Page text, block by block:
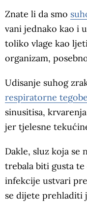
Znate li da smo
vani jednako kao i
toliko vlage kao
organizam,
Udisanje suhog
respiratorne tegobe
sinusitisa,
jer tjelesne
Dakle, sluz koja se
trebala biti gusta
infekcije ustvari
se dijete prehladiti